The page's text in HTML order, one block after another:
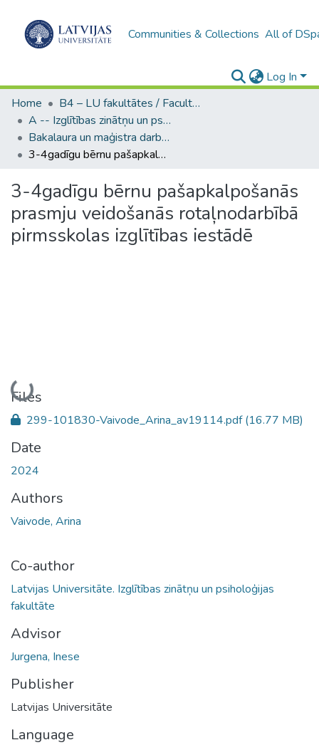
Communities & Collections All of
Log In
Home
B4 – LU fakultātes / Faculties of the UL
A -- Izglītības zinātņu un psiholoģijas fakultāte / Faculty of Education Sciences and Psychology
Bakalaura un maģistra darbi (PPMF) / Bachelor's and Master's theses
3-4gadīgu bērnu pašapkalpošanās prasmju veidošanās rotaļnodarbībā pirmsskolas izglītības iestādē
3-4gadīgu bērnu pašapkalpošanās
prasmju veidošanās rotaļnodarbībā
pirmsskolas izglītības iestādē
Loading...
Files
299-101830-Vaivode_Arina_av19114.pdf(16.77 MB)
Date
2024
Authors
Vaivode, Arina
Co-author
Latvijas Universitāte. Izglītības zinātņu un psiholoģijas
fakultāte
Advisor
Jurgena, Inese
Publisher
Latvijas Universitāte
Language